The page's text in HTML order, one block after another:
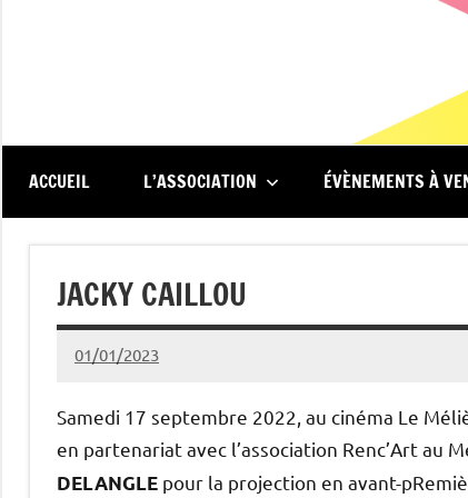
au
Méliès
spectateurs
du
de
ACCUEIL L’ASSOCIATION ÉVÈNEMENTS À
JACKY CAILLOU
01/01/2023
Michel
Samedi 17 septembre 2022, au cinéma Le
en partenariat avec l’association Renc’Art au
DELANGLE pour la projection en avant-